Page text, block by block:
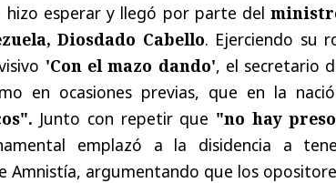
esperar y llegó por parte del
Diosdado Cabello. Ejerciendo su
'Con el mazo dando', el secretario
en ocasiones previas, que en la
Junto con repetir que "no hay
emplazó a la disidencia a
Amnistía, argumentando que los